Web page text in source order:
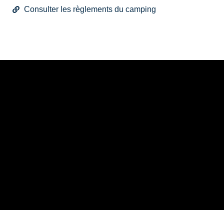
Consulter les règlements du camping